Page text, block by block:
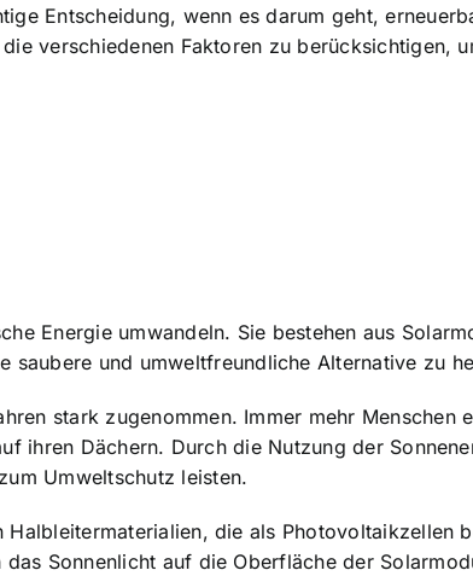
Entscheidung, wenn es darum geht,
verschiedenen Faktoren zu berücksichtigen,
Energie umwandeln. Sie bestehen aus
saubere und umweltfreundliche Alternative zu
stark zugenommen. Immer mehr Menschen
ihren Dächern. Durch die Nutzung der
Umweltschutz leisten.
die als Photovoltaikzellen
Sonnenlicht auf die Oberfläche der